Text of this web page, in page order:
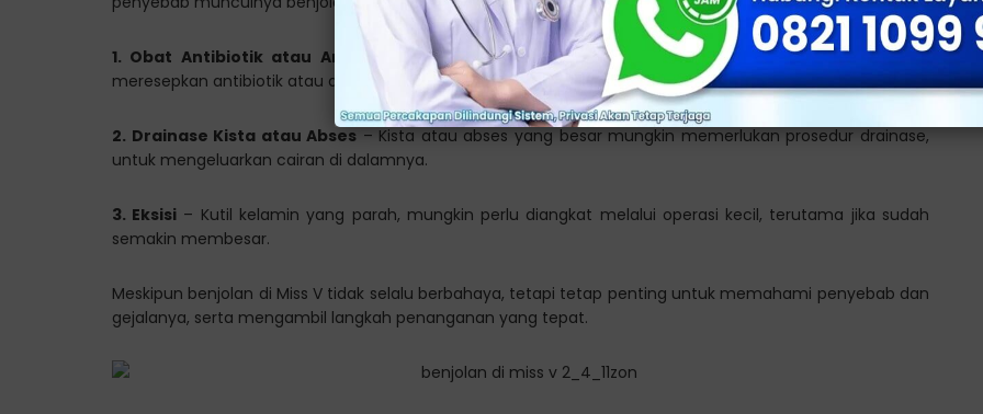
1. Obat Antibiotik atau Antijamur
– Jika terjadi akibat infeksi pada vagina, dokter biasanya akan
meresepkan antibiotik atau antijamur.
2. Drainase Kista atau Abses – Kista atau abses yang besar mungkin memerlukan prosedur drainase,
untuk mengeluarkan cairan di dalamnya.
3. Eksisi – Kutil kelamin yang parah, mungkin perlu diangkat melalui operasi kecil, terutama jika sudah
semakin membesar.
Meskipun benjolan di Miss V tidak selalu berbahaya, tetapi tetap penting untuk memahami penyebab dan
gejalanya, serta mengambil langkah penanganan yang tepat.